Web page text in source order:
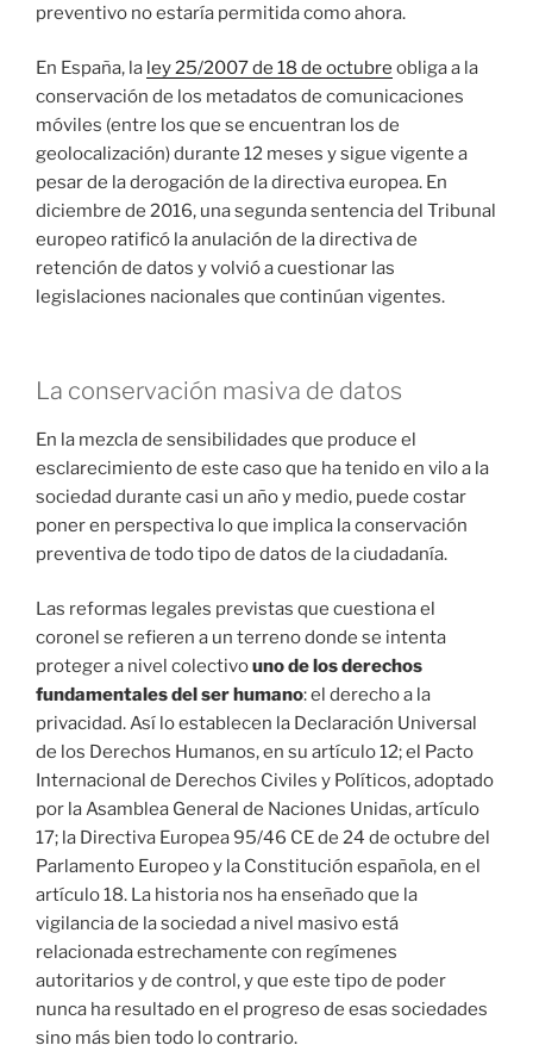
preventivo no estaría permitida como ahora.
En España, la ley 25/2007 de 18 de octubre obliga a la
conservación de los metadatos de comunicaciones
móviles (entre los que se encuentran los de
geolocalización) durante 12 meses y sigue vigente a
pesar de la derogación de la directiva europea. En
diciembre de 2016, una segunda sentencia del Tribunal
europeo ratificó la anulación de la directiva de
retención de datos y volvió a cuestionar las
legislaciones nacionales que continúan vigentes.
La conservación masiva de datos
En la mezcla de sensibilidades que produce el
esclarecimiento de este caso que ha tenido en vilo a la
sociedad durante casi un año y medio, puede costar
poner en perspectiva lo que implica la conservación
preventiva de todo tipo de datos de la ciudadanía.
Las reformas legales previstas que cuestiona el
coronel se refieren a un terreno donde se intenta
proteger a nivel colectivouno de los derechos
fundamentales del ser humano: el derecho a la
privacidad. Así lo establecen la Declaración Universal
de los Derechos Humanos, en su artículo 12; el Pacto
Internacional de Derechos Civiles y Políticos, adoptado
por la Asamblea General de Naciones Unidas, artículo
17; la Directiva Europea 95/46 CE de 24 de octubre del
Parlamento Europeo y la Constitución española, en el
artículo 18. La historia nos ha enseñado que la
vigilancia de la sociedad a nivel masivo está
relacionada estrechamente con regímenes
autoritarios y de control, y que este tipo de poder
nunca ha resultado en el progreso de esas sociedades
sino más bien todo lo contrario.